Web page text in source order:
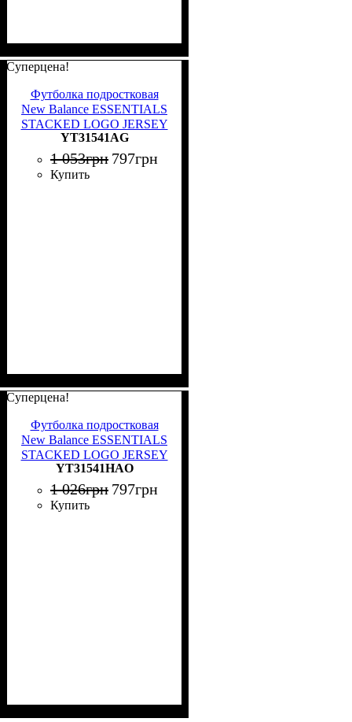
Суперцена!
Футболка подростковая
New Balance ESSENTIALS
STACKED LOGO JERSEY
серая YT31541AG
YT31541AG
1 053грн 797грн
Купить
Суперцена!
Футболка подростковая
New Balance ESSENTIALS
STACKED LOGO JERSEY
розовая YT31541HAO
YT31541HAO
1 026грн 797грн
Купить